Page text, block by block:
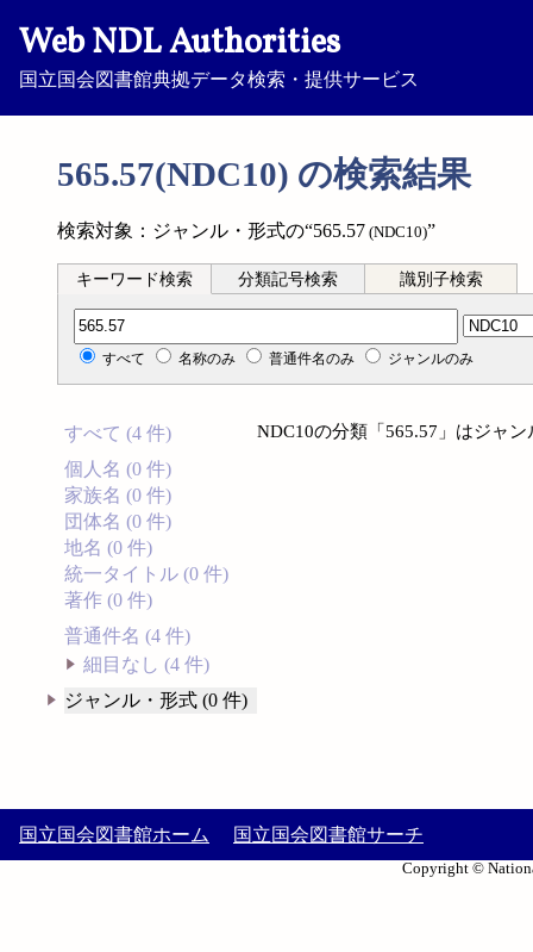
Web NDL Authorities
国立国会図書館典拠データ検索・提供サービス
565.57(NDC10) の検索結果
検索対象：ジャンル・形式の“565.57 (NDC10)”
キーワード検索 分類記号検索 識別子検索
分類記号検索
すべて 名称のみ 普通件名のみ ジャンルのみ
すべて (4 件)
個人名 (0 件)
家族名 (0 件)
団体名 (0 件)
地名 (0 件)
統一タイトル (0 件)
著作 (0 件)
普通件名 (4 件)
細目なし (4 件)
ジャンル・形式 (0 件)
NDC10の分類「565.57」はジャ
国立国会図書館ホーム 国立国会図書館サーチ
Copyright ©